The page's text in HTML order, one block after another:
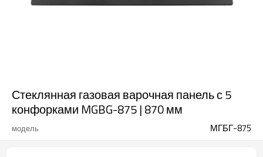
Стеклянная газовая варочная панель с 5
конфорками MGBG-875 | 870 мм
модель МГБГ-875